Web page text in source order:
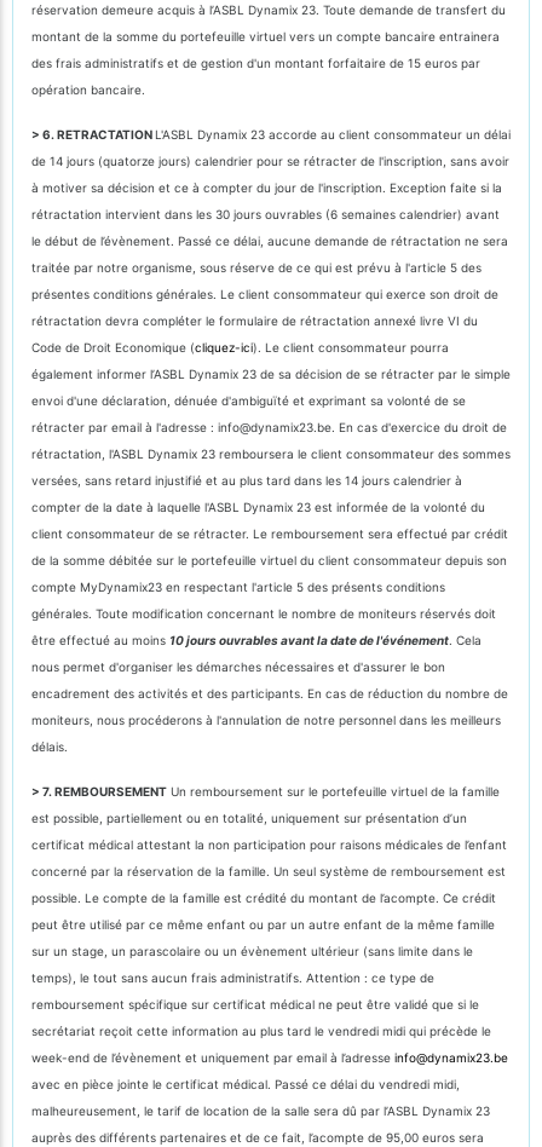
réservation demeure acquis à l’ASBL Dynamix 23. Toute demande de transfert du
montant de la somme du portefeuille virtuel vers un compte bancaire entrainera
des frais administratifs et de gestion d'un montant forfaitaire de 15 euros par
opération bancaire.
> 6. RETRACTATIONL'ASBL Dynamix 23 accorde au client consommateur un délai
de 14 jours (quatorze jours) calendrier pour se rétracter de l'inscription, sans avoir
à motiver sa décision et ce à compter du jour de l'inscription. Exception faite si la
rétractation intervient dans les 30 jours ouvrables (6 semaines calendrier) avant
le début de l’évènement. Passé ce délai, aucune demande de rétractation ne sera
traitée par notre organisme, sous réserve de ce qui est prévu à l'article 5 des
présentes conditions générales. Le client consommateur qui exerce son droit de
rétractation devra compléter le formulaire de rétractation annexé livre VI du
Code de Droit Economique (cliquez-ici). Le client consommateur pourra
également informer l’ASBL Dynamix 23 de sa décision de se rétracter par le simple
envoi d'une déclaration, dénuée d'ambiguïté et exprimant sa volonté de se
rétracter par email à l'adresse : info@dynamix23.be. En cas d'exercice du droit de
rétractation, l'ASBL Dynamix 23 remboursera le client consommateur des sommes
versées, sans retard injustifié et au plus tard dans les 14 jours calendrier à
compter de la date à laquelle l'ASBL Dynamix 23 est informée de la volonté du
client consommateur de se rétracter. Le remboursement sera effectué par crédit
de la somme débitée sur le portefeuille virtuel du client consommateur depuis son
compte MyDynamix23 en respectant l'article 5 des présents conditions
générales. Toute modification concernant le nombre de moniteurs réservés doit
être effectué au moins 10 jours ouvrables avant la date de l'événement . Cela
nous permet d'organiser les démarches nécessaires et d'assurer le bon
encadrement des activités et des participants. En cas de réduction du nombre de
moniteurs, nous procéderons à l'annulation de notre personnel dans les meilleurs
délais.
> 7. REMBOURSEMENT Un remboursement sur le portefeuille virtuel de la famille
est possible, partiellement ou en totalité, uniquement sur présentation d’un
certificat médical attestant la non participation pour raisons médicales de l’enfant
concerné par la réservation de la famille. Un seul système de remboursement est
possible. Le compte de la famille est crédité du montant de l’acompte. Ce crédit
peut être utilisé par ce même enfant ou par un autre enfant de la même famille
sur un stage, un parascolaire ou un évènement ultérieur (sans limite dans le
temps), le tout sans aucun frais administratifs. Attention : ce type de
remboursement spécifique sur certificat médical ne peut être validé que si le
secrétariat reçoit cette information au plus tard le vendredi midi qui précède le
week-end de l’évènement et uniquement par email à l’adresse info@dynamix23.be
avec en pièce jointe le certificat médical. Passé ce délai du vendredi midi,
malheureusement, le tarif de location de la salle sera dû par l’ASBL Dynamix 23
auprès des différents partenaires et de ce fait, l’acompte de 95,00 euros sera